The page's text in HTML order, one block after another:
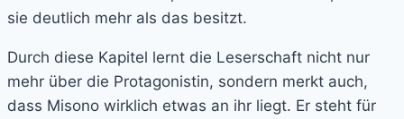
sie deutlich mehr als das besitzt.
Durch diese Kapitel lernt die Leserschaft nicht nur
mehr über die Protagonistin, sondern merkt auch,
dass Misono wirklich etwas an ihr liegt. Er steht für